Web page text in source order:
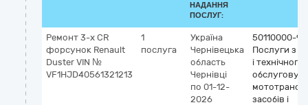
НАДАННЯ
ПОСЛУГ:
Ремонт 3-x CR
форсунок Renault
Duster VIN №
VF1HJD40561321213
1
послуга
Україна
Чернівецька
область
Чернівці
по 01-12-
2026
50110000-9
Послуги з
і технічного
засобів і